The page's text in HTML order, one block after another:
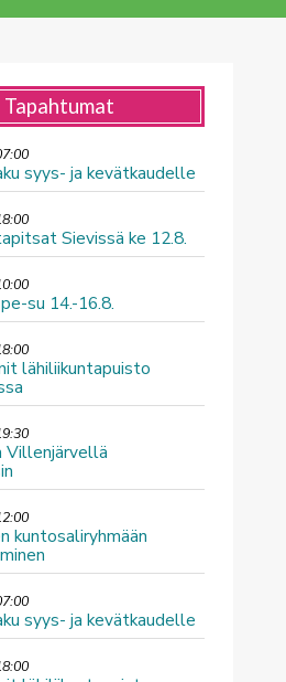
Tapahtumat
syys- ja kevätkaudelle
Sievissä ke 12.8.
su 14.-16.8.
lähiliikuntapuisto
Villenjärvellä
kuntosaliryhmään
syys- ja kevätkaudelle